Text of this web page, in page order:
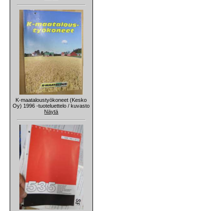
K-maataloustyökoneet (Kesko
Oy) 1996 -tuoteluettelo / kuvasto
Näytä